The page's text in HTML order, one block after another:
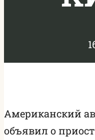
Американский
объявил о